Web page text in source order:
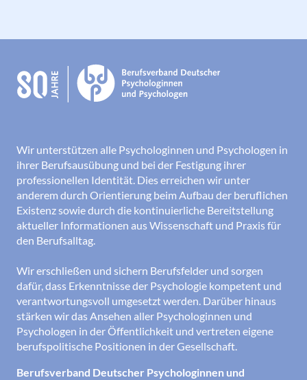
Wir unterstützen alle Psychologinnen und Psychologen in
ihrer Berufsausübung und bei der Festigung ihrer
professionellen Identität. Dies erreichen wir unter
anderem durch Orientierung beim Aufbau der beruflichen
Existenz sowie durch die kontinuierliche Bereitstellung
aktueller Informationen aus Wissenschaft und Praxis für
den Berufsalltag.
Wir erschließen und sichern Berufsfelder und sorgen
dafür, dass Erkenntnisse der Psychologie kompetent und
verantwortungsvoll umgesetzt werden. Darüber hinaus
stärken wir das Ansehen aller Psychologinnen und
Psychologen in der Öffentlichkeit und vertreten eigene
berufspolitische Positionen in der Gesellschaft.
Berufsverband Deutscher Psychologinnen und